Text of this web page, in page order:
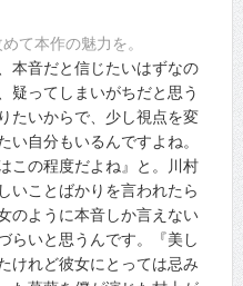
て本作の魅力を。
本音だと信じたいはずなの
疑ってしまいがちだと思う
たいからで、少し視点を変
い自分もいるんですよね。
この程度だよね』と。川村
いことばかりを言われたら
のように本音しか言えない
らいと思うんです。『美し
けれど彼女にとっては忌み